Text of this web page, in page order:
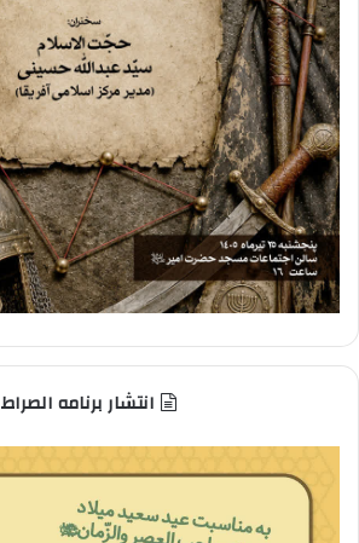
انتشار برنامه الصراط